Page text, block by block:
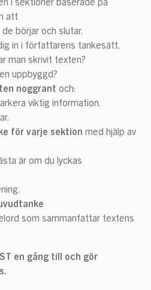
i sektioner baserade på
att
börjar och slutar.
in i författarens tankesätt.
man skrivit texten?
uppbyggd?
noggrant och:
viktig information.
för varje sektion med hjälp av
är om du lyckas
som sammanfattar textens
en gång till och gör